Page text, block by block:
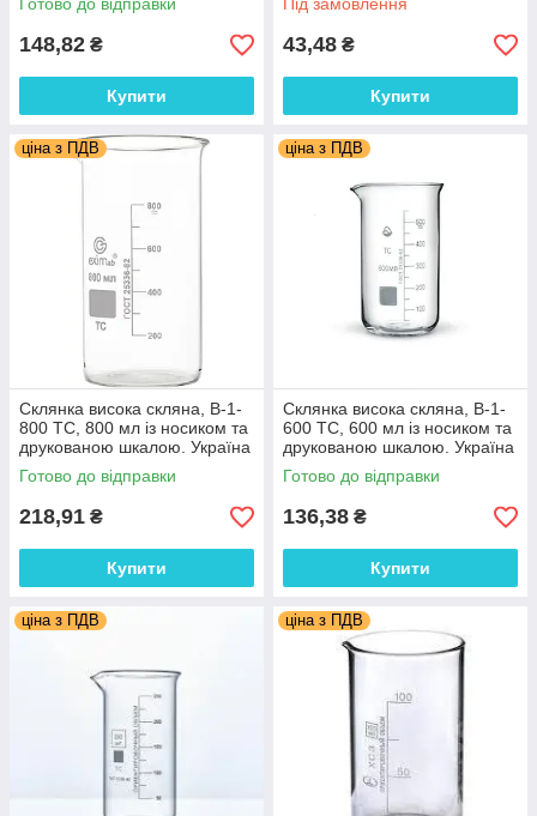
148,82 ₴
Купити
43,48 ₴
Купити
ціна з ПДВ
Склянка висока скляна, В-1-
800 ТС, 800 мл із носиком та
друкованою шкалою. Україна
Готово до відправки
218,91 ₴
Купити
ціна з ПДВ
Склянка висока скляна, В-1-
600 ТС, 600 мл із носиком та
друкованою шкалою. Україна
Готово до відправки
136,38 ₴
Купити
ціна з ПДВ ціна з ПДВ